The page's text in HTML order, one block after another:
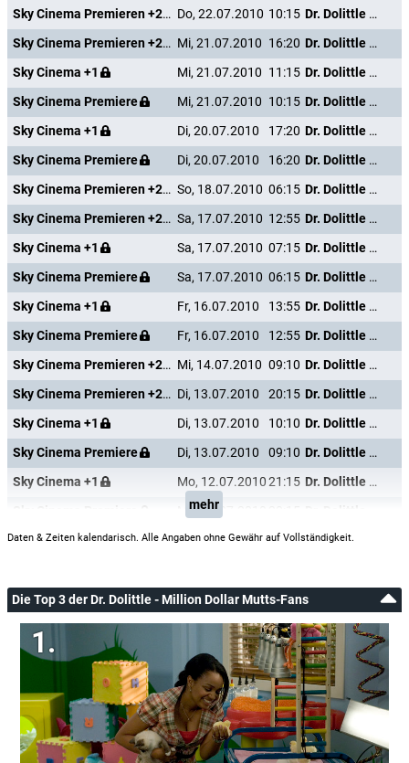
Sky Cinema Premieren +24 Do, 22.07.2010 10:15
Dr. Dolittle - Million Dollar Mutts
Sky Cinema Premieren +24 Mi, 21.07.2010 16:20
Dr. Dolittle - Million Dollar Mutts
Sky Cinema +1
Mi, 21.07.2010 11:15
Dr. Dolittle - Million Dollar Mutts
Sky Cinema Premiere
Mi, 21.07.2010 10:15
Dr. Dolittle - Million Dollar Mutts
Sky Cinema +1
Di, 20.07.2010 17:20
Dr. Dolittle - Million Dollar Mutts
Sky Cinema Premiere
Di, 20.07.2010 16:20
Dr. Dolittle - Million Dollar Mutts
Sky Cinema Premieren +24 So, 18.07.2010 06:15
Dr. Dolittle - Million Dollar Mutts
Sky Cinema Premieren +24 Sa, 17.07.2010 12:55
Dr. Dolittle - Million Dollar Mutts
Sky Cinema +1
Sa, 17.07.2010 07:15
Dr. Dolittle - Million Dollar Mutts
Sky Cinema Premiere
Sa, 17.07.2010 06:15
Dr. Dolittle - Million Dollar Mutts
Sky Cinema +1
Fr, 16.07.2010 13:55
Dr. Dolittle - Million Dollar Mutts
Sky Cinema Premiere
Fr, 16.07.2010 12:55
Dr. Dolittle - Million Dollar Mutts
Sky Cinema Premieren +24 Mi, 14.07.2010 09:10
Dr. Dolittle - Million Dollar Mutts
Sky Cinema Premieren +24 Di, 13.07.2010 20:15
Dr. Dolittle - Million Dollar Mutts
Sky Cinema +1
Di, 13.07.2010 10:10
Dr. Dolittle - Million Dollar Mutts
Sky Cinema Premiere
Di, 13.07.2010 09:10
Dr. Dolittle - Million Dollar Mutts
Sky Cinema +1
Mo, 12.07.201021:15
Dr. Dolittle - Million Dollar Mutts
Mo, 12.07.2010
mehr
Daten & Zeiten kalendarisch. Alle Angaben ohne Gewähr auf Vollständigkeit.
Die Top 3 der Dr. Dolittle - Million Dollar Mutts-Fans